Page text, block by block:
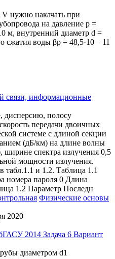
нужно накачать при
на давление р =
м, внутренний диаметр d =
сжатия воды βр = 48,5·10—11
связи, информационные
дисперсию, полосу
передачи двоичных
системе с длиной секции
(дБ/км) на длине волны
ширине спектра излучения 0,5
мощности излучения.
табл.1.1 и 1.2. Таблица 1.1
номера пароля 0 Длина
1.2 Параметр Последн
Физические основы
2020
2014 Задача 6 Вариант
диаметром d1